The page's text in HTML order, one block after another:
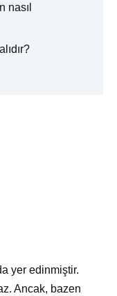
nasıl
yer edinmiştir.
Ancak, bazen